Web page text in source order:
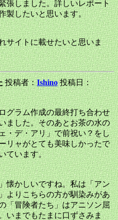
張しました。詳しいレポート
製したいと思います。
サイトに載せたいと思いま
投稿者：Ishino 投稿日：
グラム作成の最終打ち合わせ
ました。そのあとお茶の水の
・デ・アリ」で前祝い？をし
リャがとても美味しかったで
ています。
懐かしいですね。私は「アン
よりこちらの方が馴染みがあ
「冒険者たち」はアニソン屈
いまでもたまに口ずさみま